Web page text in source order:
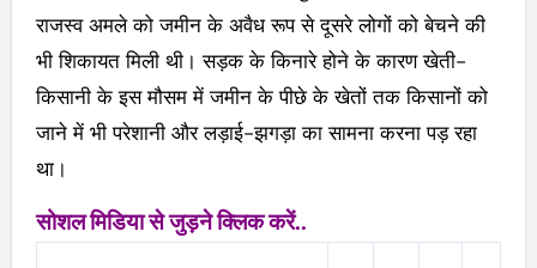
राजस्व अमले को जमीन के अवैध रूप से दूसरे लोगों को बेचने की
भी शिकायत मिली थी। सड़क के किनारे होने के कारण खेती-
किसानी के इस मौसम में जमीन के पीछे के खेतों तक किसानों को
जाने में भी परेशानी और लड़ाई-झगड़ा का सामना करना पड़ रहा
था।
सोशल मिडिया से जुड़ने क्लिक करें..